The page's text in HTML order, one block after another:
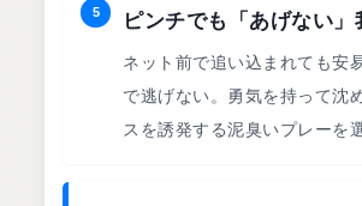
5 ピンチでも「あげない」
ネット前で追い込まれても安
で逃げない。勇気を持って沈
スを誘発する泥臭いプレーを